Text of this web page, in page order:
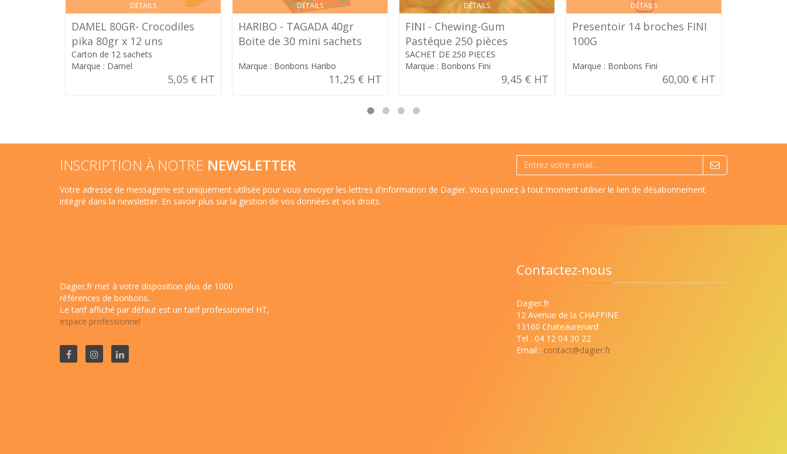
DÉTAILS
DAMEL 80GR- Crocodiles
pika 80gr x 12 uns
Carton de 12 sachets
Marque : Damel
5,05 € HT
DÉTAILS
HARIBO - TAGADA 40gr
Boite de 30 mini sachets
Marque : Bonbons Haribo
11,25 € HT
DÉTAILS
FINI - Chewing-Gum
Pastéque 250 pièces
SACHET DE 250 PIECES
Marque : Bonbons Fini
9,45 € HT
DÉTAILS
Presentoir 14 broches FINI
100G
Marque : Bonbons Fini
60,00 € HT
INSCRIPTION À NOTRE NEWSLETTER
Votre adresse de messagerie est uniquement utilisée pour vous envoyer les lettres d'information de Dagier. Vous pouvez à tout moment utiliser le lien de désabonnement
intégré dans la newsletter. En savoir plus sur la gestion de vos données et vos droits.
Dagier.fr met à votre disposition plus de 1000
références de bonbons.
Le tarif affiché par défaut est un tarif professionnel HT,
espace professionnel.
Contactez-nous
Dagier.fr
12 Avenue de la CHAFFINE
13160 Chateaurenard
Tel : 04 12 04 30 22
Email : contact@dagier.fr